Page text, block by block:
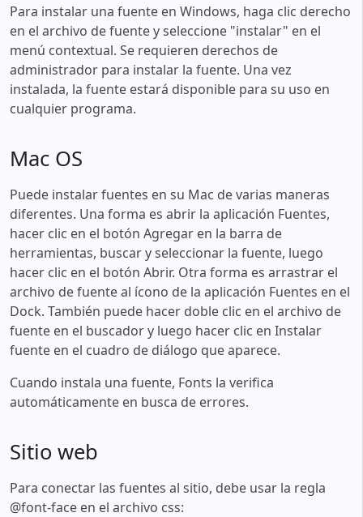
Para instalar una fuente en Windows, haga clic derecho
en el archivo de fuente y seleccione "instalar" en el
menú contextual. Se requieren derechos de
administrador para instalar la fuente. Una vez
instalada, la fuente estará disponible para su uso en
cualquier programa.
Mac OS
Puede instalar fuentes en su Mac de varias maneras
diferentes. Una forma es abrir la aplicación Fuentes,
hacer clic en el botón Agregar en la barra de
herramientas, buscar y seleccionar la fuente, luego
hacer clic en el botón Abrir. Otra forma es arrastrar el
archivo de fuente al ícono de la aplicación Fuentes en el
Dock. También puede hacer doble clic en el archivo de
fuente en el buscador y luego hacer clic en Instalar
fuente en el cuadro de diálogo que aparece.
Cuando instala una fuente, Fonts la verifica
automáticamente en busca de errores.
Sitio web
Para conectar las fuentes al sitio, debe usar la regla
@font-face en el archivo css: